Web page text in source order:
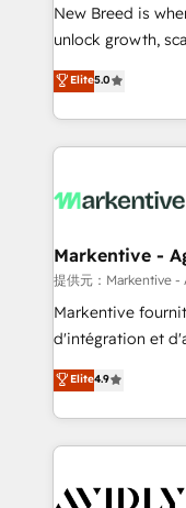
Marketo・Pardot
データ移行と活用
ンツとサイト構造を最適化。 🏆
か？ ✓ HubSpot
ード受賞・HUG
HubSpot大百科 出版 CRM・AI活用に関するご相
せください。
to automate growth. 🏆 Elite Excellence - 8
accreditations
expertise. - A team of 250+ experts dedicated to
your resilient
New Breed is
unlock growth,
companies
customer
Loop Marketing
services, smart
results, fast. ⚙️CRM & RevOps: Align all Hubs to your
🎯Demand Gen &
ABM, AEO, SEO, & paid
Build high-
& conversion
AI, & maximize
Integrations:
Elite5.0
Markentive -
提供元：Markentive -
Markentive
d'intégration et
North America.
marketing
webdesign. Markentive is both a consulting firm, a
digital agency
CRM and
Elite4.9